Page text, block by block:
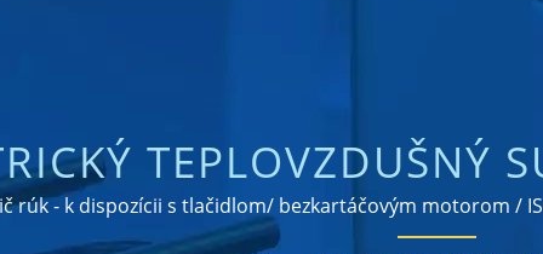
TEPLOVZDUŠNÝ
MYDLA Z
rúk - k dispozícii s tlačidlom/ bezkartáčovým motorom /
mydla